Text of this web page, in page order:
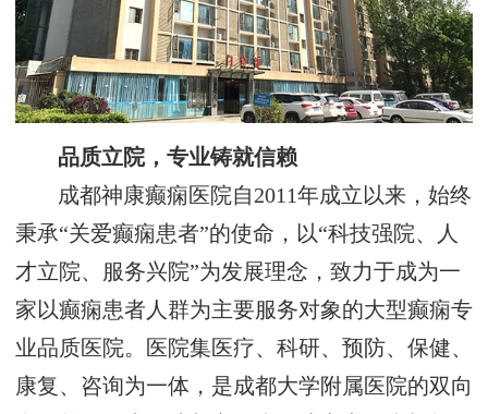
品质立院，专业铸就信赖
成都神康癫痫医院自2011年成立以来，始终
秉承“关爱癫痫患者”的使命，以“科技强院、人
才立院、服务兴院”为发展理念，致力于成为一
家以癫痫患者人群为主要服务对象的大型癫痫专
业品质医院。医院集医疗、科研、预防、保健、
康复、咨询为一体，是成都大学附属医院的双向